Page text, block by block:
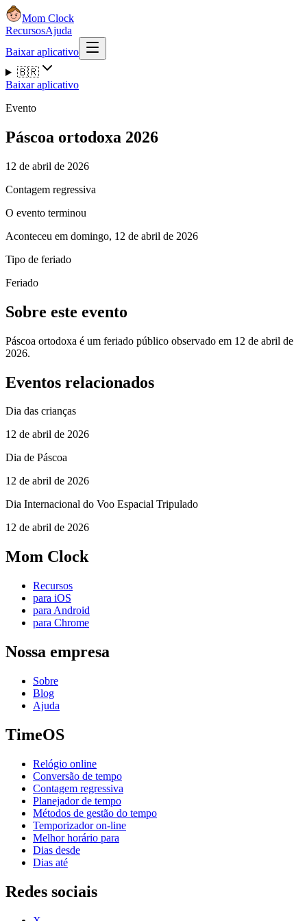
Mom Clock
RecursosAjuda
Baixar aplicativo
🇧🇷
Baixar aplicativo
Evento
Páscoa ortodoxa 2026
12 de abril de 2026
Contagem regressiva
O evento terminou
Aconteceu em domingo, 12 de abril de 2026
Tipo de feriado
Feriado
Sobre este evento
Páscoa ortodoxa é um feriado público observado em 12 de abril de
2026.
Eventos relacionados
Dia das crianças
12 de abril de 2026
Dia de Páscoa
12 de abril de 2026
Dia Internacional do Voo Espacial Tripulado
12 de abril de 2026
Mom Clock
Recursos
para iOS
para Android
para Chrome
Nossa empresa
Sobre
Blog
Ajuda
TimeOS
Relógio online
Conversão de tempo
Contagem regressiva
Planejador de tempo
Métodos de gestão do tempo
Temporizador on-line
Melhor horário para
Dias desde
Dias até
Redes sociais